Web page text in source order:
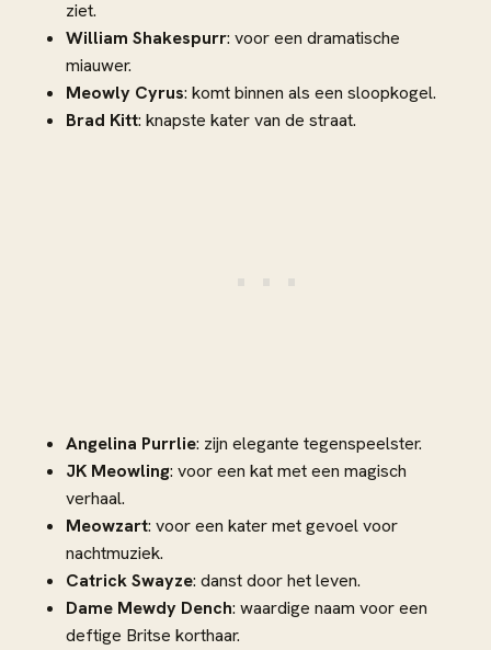
ziet.
William Shakespurr: voor een dramatische
miauwer.
Meowly Cyrus: komt binnen als een sloopkogel.
Brad Kitt: knapste kater van de straat.
Angelina Purrlie: zijn elegante tegenspeelster.
JK Meowling: voor een kat met een magisch
verhaal.
Meowzart: voor een kater met gevoel voor
nachtmuziek.
Catrick Swayze: danst door het leven.
Dame Mewdy Dench: waardige naam voor een
deftige Britse korthaar.